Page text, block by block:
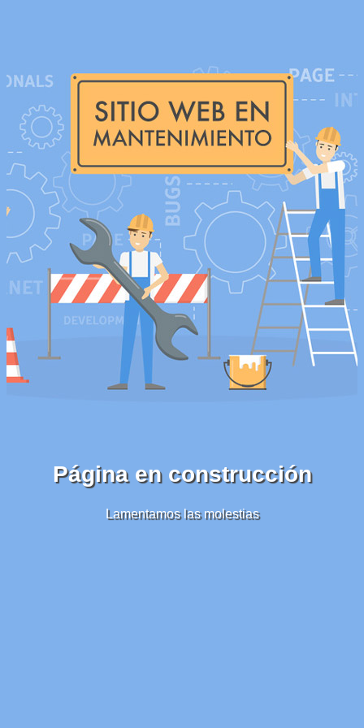
Página en construcción
Lamentamos las molestias